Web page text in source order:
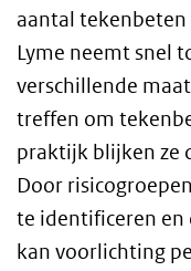
aantal tekenbeten
Lyme neemt snel
verschillende
treffen om
praktijk blijken ze
Door
te identificeren en
kan voorlichting